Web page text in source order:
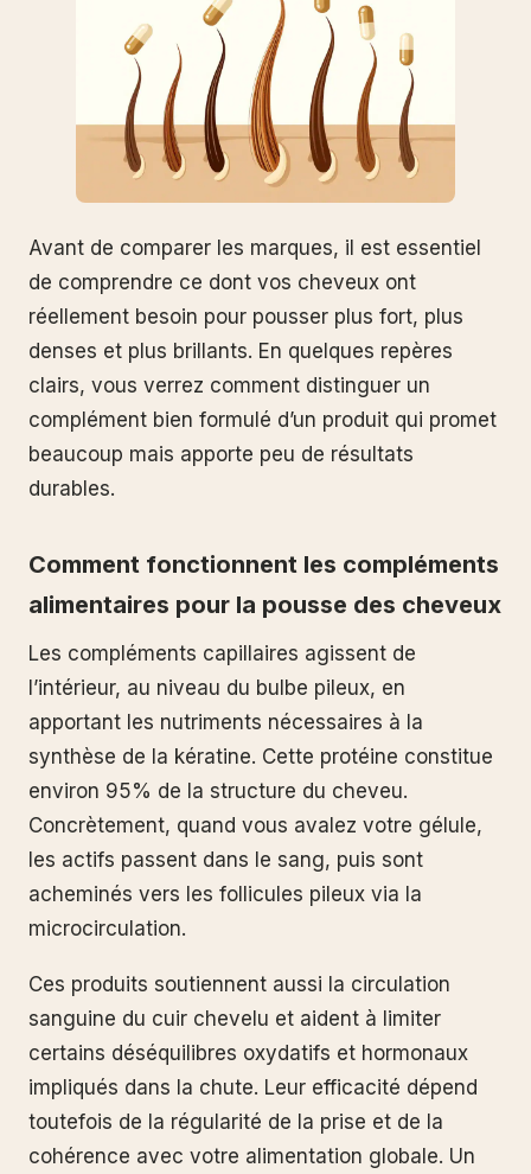
Avant de comparer les marques, il est essentiel
de comprendre ce dont vos cheveux ont
réellement besoin pour pousser plus fort, plus
denses et plus brillants. En quelques repères
clairs, vous verrez comment distinguer un
complément bien formulé d’un produit qui promet
beaucoup mais apporte peu de résultats
durables.
Comment fonctionnent les compléments
alimentaires pour la pousse des cheveux
Les compléments capillaires agissent de
l’intérieur, au niveau du bulbe pileux, en
apportant les nutriments nécessaires à la
synthèse de la kératine. Cette protéine constitue
environ 95% de la structure du cheveu.
Concrètement, quand vous avalez votre gélule,
les actifs passent dans le sang, puis sont
acheminés vers les follicules pileux via la
microcirculation.
Ces produits soutiennent aussi la circulation
sanguine du cuir chevelu et aident à limiter
certains déséquilibres oxydatifs et hormonaux
impliqués dans la chute. Leur efficacité dépend
toutefois de la régularité de la prise et de la
cohérence avec votre alimentation globale. Un